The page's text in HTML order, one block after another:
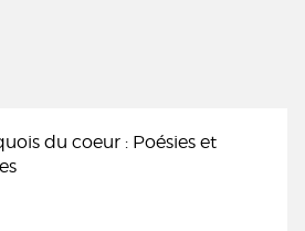
du coeur : Poésies et